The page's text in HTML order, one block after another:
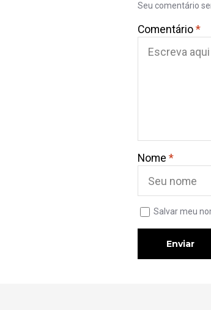
Seu comentário
Comentário*
Nome *
Salvar meu
Enviar